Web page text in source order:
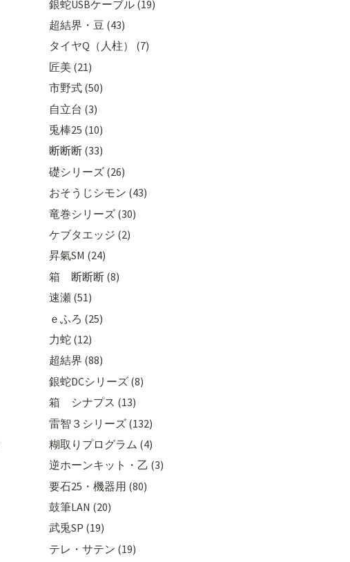
銀蛇USBケーブル (19)
超結界・豆 (43)
タイヤQ（人柱） (7)
匠美 (21)
市野式 (50)
自立台 (3)
兎棒25 (10)
断断断 (33)
礎シリーズ (26)
おそうじシモン (43)
竜巻シリーズ (30)
ケブタエッジ (2)
昇氣SM (24)
箱 断断断 (8)
速瀬 (51)
ｅふろ (25)
力蛇 (12)
超結界 (88)
銀蛇DCシリーズ (8)
箱 シナプス (13)
雷智３シリーズ (132)
糊取りプログラム (4)
逆ホーンキット・乙 (3)
要石25・機器用 (80)
鼓筆LAN (20)
武兎SP (19)
テレ・サテン (19)